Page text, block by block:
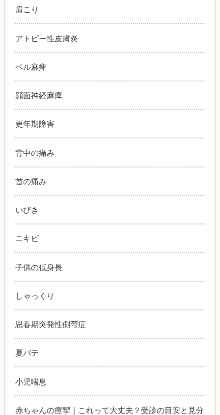
肩こり
アトピー性皮膚炎
ベル麻痺
顔面神経麻痺
更年期障害
背中の痛み
首の痛み
いびき
ニキビ
子供の低身長
しゃっくり
思春期突発性側弯症
夏バテ
小児喘息
赤ちゃんの痙攣｜これって大丈夫？受診の目安と見分